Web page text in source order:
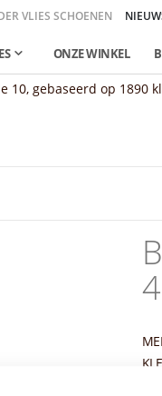
VLIES SCHOENEN
ONZE WINKEL
10, gebaseerd op 1890